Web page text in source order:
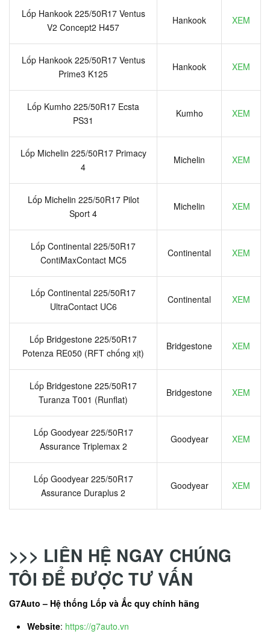
Lốp Hankook 225/50R17 Ventus
V2 Concept2 H457
Hankook XEM
Lốp Hankook 225/50R17 Ventus
Prime3 K125
Hankook XEM
Lốp Kumho 225/50R17 Ecsta
PS31
Kumho XEM
Lốp Michelin 225/50R17 Primacy
4
Michelin XEM
Lốp Michelin 225/50R17 Pilot
Sport 4
Michelin XEM
Lốp Continental 225/50R17
ContiMaxContact MC5
Continental XEM
Lốp Continental 225/50R17
UltraContact UC6
Continental XEM
Lốp Bridgestone 225/50R17
Potenza RE050 (RFT chống xịt)
Bridgestone XEM
Lốp Bridgestone 225/50R17
Turanza T001 (Runflat)
Bridgestone XEM
Lốp Goodyear 225/50R17
Assurance Triplemax 2
Goodyear XEM
Lốp Goodyear 225/50R17
Assurance Duraplus 2
Goodyear XEM
>>> LIÊN HỆ NGAY CHÚNG
TÔI ĐỂ ĐƯỢC TƯ VẤN
G7Auto – Hệ thống Lốp và Ắc quy chính hãng
Website: https://g7auto.vn